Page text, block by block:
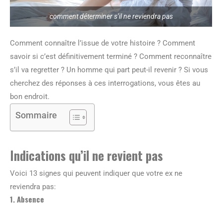
comment déterminer s’il ne reviendra pas
Comment connaître l’issue de votre histoire ? Comment
savoir si c’est définitivement terminé ? Comment reconnaître
s’il va regretter ? Un homme qui part peut-il revenir ? Si vous
cherchez des réponses à ces interrogations, vous êtes au
bon endroit.
Sommaire
Indications qu’il ne revient pas
Voici 13 signes qui peuvent indiquer que votre ex ne
reviendra pas:
1. Absence